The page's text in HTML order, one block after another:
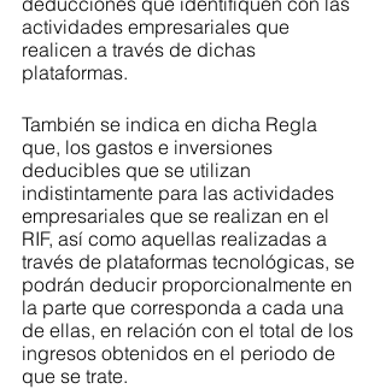
actividades empresariales que
realicen a través de dichas
plataformas.
También se indica en dicha Regla
que, los gastos e inversiones
deducibles que se utilizan
indistintamente para las actividades
empresariales que se realizan en el
RIF, así como aquellas realizadas a
través de plataformas tecnológicas, se
podrán deducir proporcionalmente en
la parte que corresponda a cada una
de ellas, en relación con el total de los
ingresos obtenidos en el periodo de
que se trate.